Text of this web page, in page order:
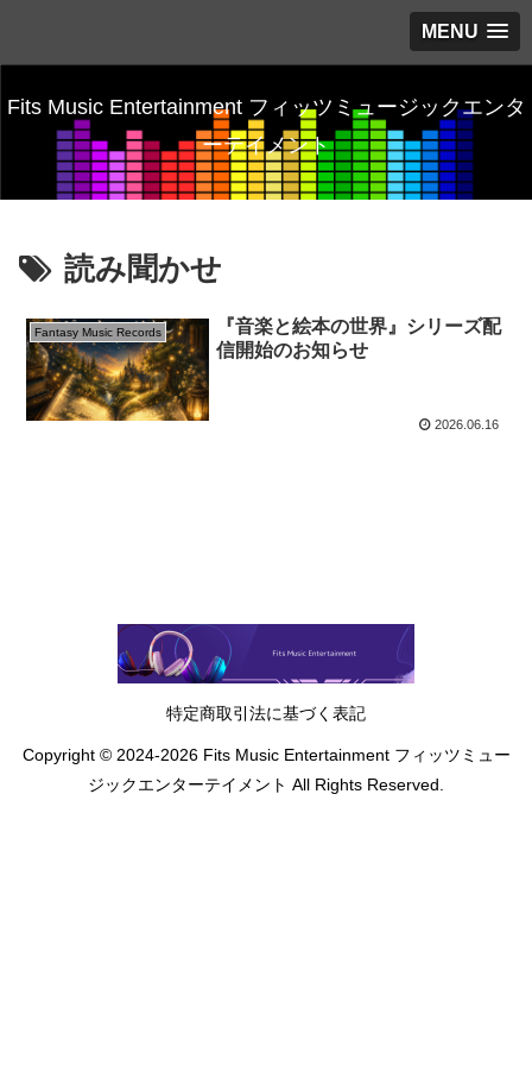
MENU
Fits Music Entertainment フィッツミュージックエンタ
ーテイメント
読み聞かせ
Fantasy Music Records
『音楽と絵本の世界』シリーズ配
信開始のお知らせ
2026.06.16
特定商取引法に基づく表記
Copyright © 2024-2026 Fits Music Entertainment フィッツミュー
ジックエンターテイメント All Rights Reserved.